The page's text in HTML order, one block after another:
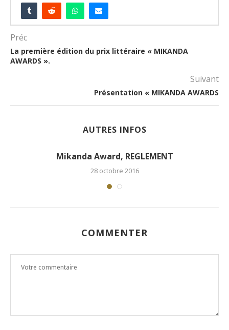
Préc
La première édition du prix littéraire « MIKANDA
AWARDS ».
Suivant
Présentation « MIKANDA AWARDS
AUTRES INFOS
Présentation « MIKANDA AWARDS
28 octobre 2016
COMMENTER